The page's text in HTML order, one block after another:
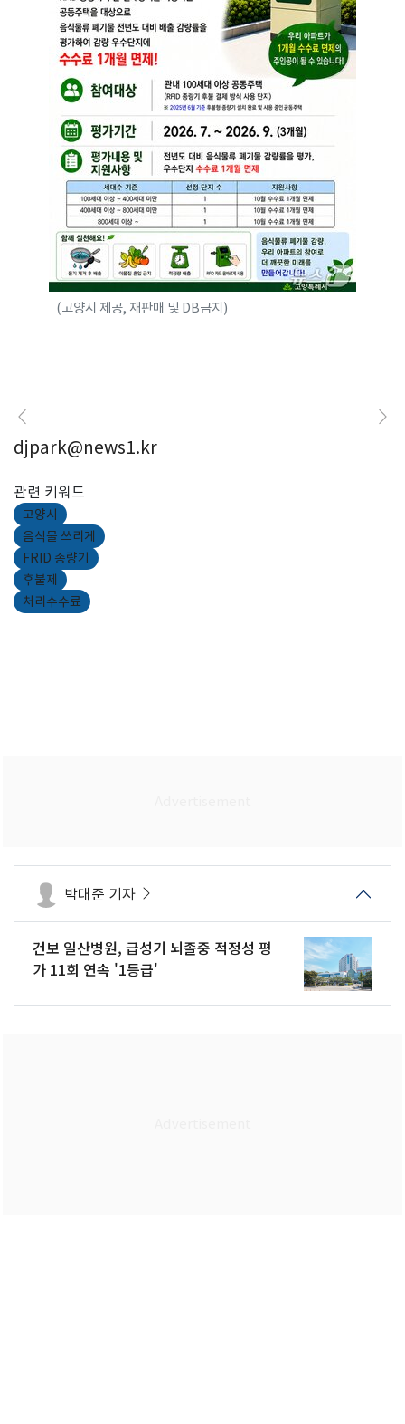
(고양시 제공, 재판매 및 DB금지)
djpark@news1.kr
관련 키워드
고양시
음식물 쓰리게
FRID 종량기
후불제
처리수수료
박대준 기자
건보 일산병원, 급성기 뇌졸중 적정성 평
가 11회 연속 '1등급'